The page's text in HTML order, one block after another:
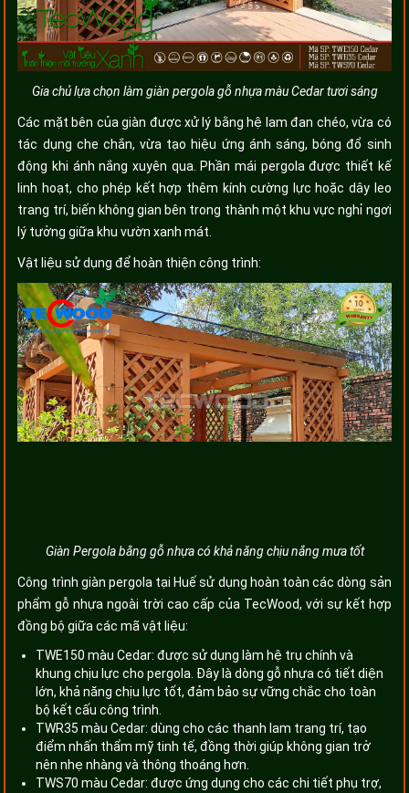
Gia chủ lựa chọn làm giàn pergola gỗ nhựa màu Cedar tươi sáng
Các mặt bên của giàn được xử lý bằng hệ lam đan chéo, vừa có
tác dụng che chắn, vừa tạo hiệu ứng ánh sáng, bóng đổ sinh
động khi ánh nắng xuyên qua. Phần mái pergola được thiết kế
linh hoạt, cho phép kết hợp thêm kính cường lực hoặc dây leo
trang trí, biến không gian bên trong thành một khu vực nghỉ ngơi
lý tưởng giữa khu vườn xanh mát.
Vật liệu sử dụng để hoàn thiện công trình:
Giàn Pergola bằng gỗ nhựa có khả năng chịu nắng mưa tốt
Công trình giàn pergola tại Huế sử dụng hoàn toàn các dòng sản
phẩm gỗ nhựa ngoài trời cao cấp của TecWood, với sự kết hợp
đồng bộ giữa các mã vật liệu:
TWE150 màu Cedar: được sử dụng làm hệ trụ chính và
khung chịu lực cho pergola. Đây là dòng gỗ nhựa có tiết diện
lớn, khả năng chịu lực tốt, đảm bảo sự vững chắc cho toàn
bộ kết cấu công trình.
TWR35 màu Cedar: dùng cho các thanh lam trang trí, tạo
điểm nhấn thẩm mỹ tinh tế, đồng thời giúp không gian trở
nên nhẹ nhàng và thông thoáng hơn.
TWS70 màu Cedar: được ứng dụng cho các chi tiết phụ trợ,